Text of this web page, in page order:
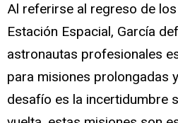
Al referirse al regreso de
Estación Espacial, García
astronautas profesionales
para misiones prolongadas
desafío es la incertidumbre